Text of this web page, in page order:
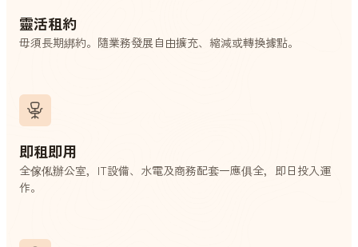
靈活租約
毋須長期綁約。隨業務發展自由擴充、縮減或轉換據點。
即租即用
全傢俬辦公室，IT設備、水電及商務配套一應俱全，即日投入運
作。